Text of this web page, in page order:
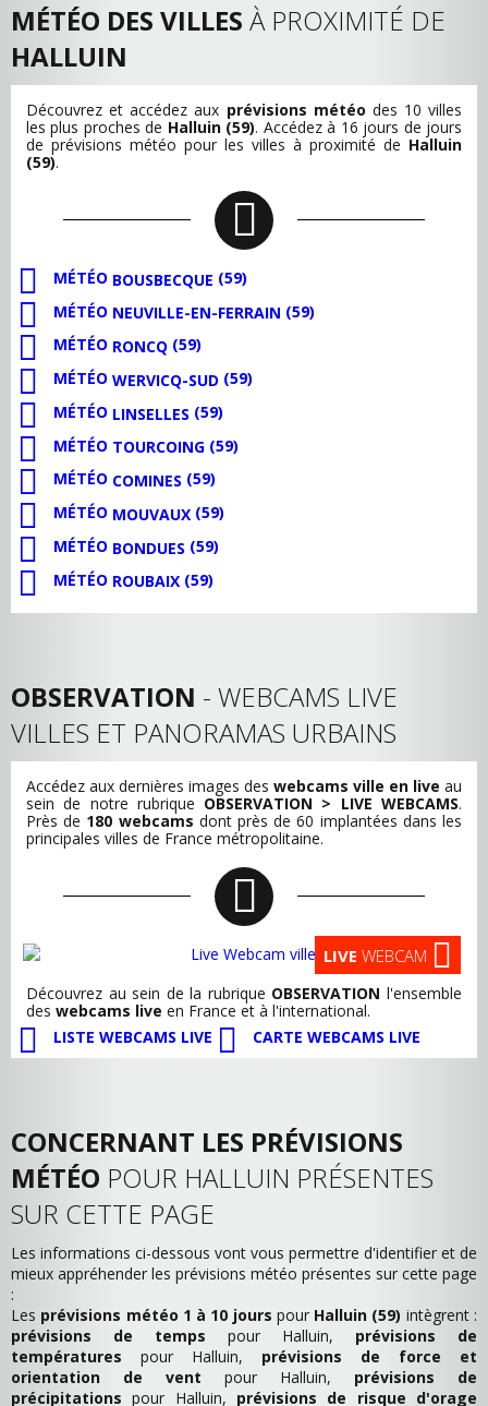
MÉTÉO DES VILLES À PROXIMITÉ DE
HALLUIN
Découvrez et accédez aux prévisions météo des 10 villes
les plus proches de Halluin (59). Accédez à 16 jours de jours
de prévisions météo pour les villes à proximité de Halluin
(59).
MÉTÉO BOUSBECQUE (59)
MÉTÉO NEUVILLE-EN-FERRAIN (59)
MÉTÉO RONCQ (59)
MÉTÉO WERVICQ-SUD (59)
MÉTÉO LINSELLES (59)
MÉTÉO TOURCOING (59)
MÉTÉO COMINES (59)
MÉTÉO MOUVAUX (59)
MÉTÉO BONDUES (59)
MÉTÉO ROUBAIX (59)
OBSERVATION - WEBCAMS LIVE
VILLES ET PANORAMAS URBAINS
Accédez aux dernières images des webcams ville en live au
sein de notre rubrique OBSERVATION > LIVE WEBCAMS.
Près de 180 webcams dont près de 60 implantées dans les
principales villes de France métropolitaine.
LIVE WEBCAM
Découvrez au sein de la rubrique OBSERVATION l'ensemble
des webcams live en France et à l'international.
LISTE WEBCAMS LIVE
CARTE WEBCAMS LIVE
CONCERNANT LES PRÉVISIONS
MÉTÉO POUR HALLUIN PRÉSENTES
SUR CETTE PAGE
Les informations ci-dessous vont vous permettre d'identifier et de
mieux appréhender les prévisions météo présentes sur cette page
:
Les prévisions météo 1 à 10 jours pour Halluin (59) intègrent :
prévisions de temps pour Halluin, prévisions de
températures pour Halluin, prévisions de force et
orientation de vent pour Halluin, prévisions de
précipitations pour Halluin, prévisions de risque d'orage